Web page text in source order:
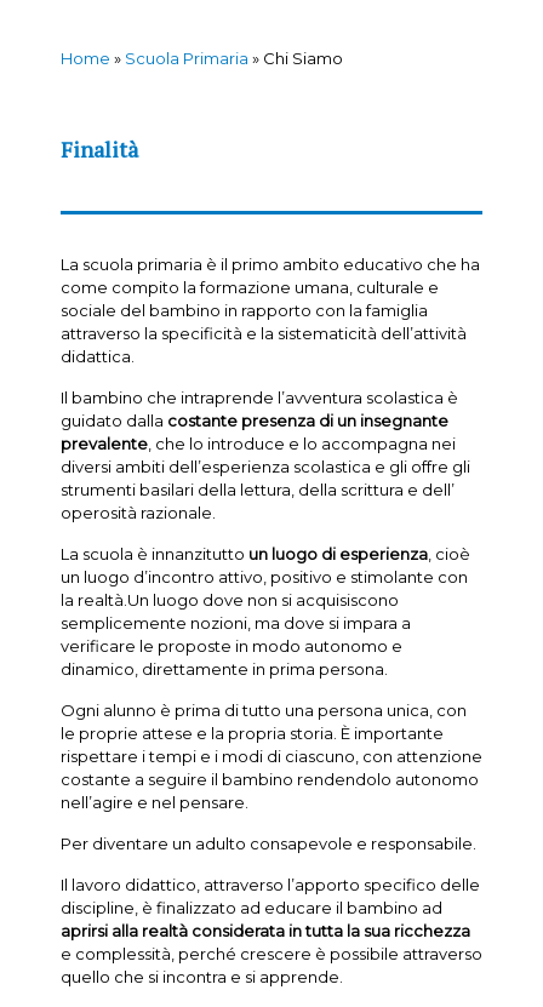
Home » Scuola Primaria » Chi Siamo
Finalità
La scuola primaria è il primo ambito educativo che ha
come compito la formazione umana, culturale e
sociale del bambino in rapporto con la famiglia
attraverso la specificità e la sistematicità dell’attività
didattica.
Il bambino che intraprende l’avventura scolastica è
guidato dalla costante presenza di un insegnante
prevalente, che lo introduce e lo accompagna nei
diversi ambiti dell’esperienza scolastica e gli offre gli
strumenti basilari della lettura, della scrittura e dell’
operosità razionale.
La scuola è innanzitutto un luogo di esperienza, cioè
un luogo d’incontro attivo, positivo e stimolante con
la realtà.Un luogo dove non si acquisiscono
semplicemente nozioni, ma dove si impara a
verificare le proposte in modo autonomo e
dinamico, direttamente in prima persona.
Ogni alunno è prima di tutto una persona unica, con
le proprie attese e la propria storia. È importante
rispettare i tempi e i modi di ciascuno, con attenzione
costante a seguire il bambino rendendolo autonomo
nell’agire e nel pensare.
Per diventare un adulto consapevole e responsabile.
Il lavoro didattico, attraverso l’apporto specifico delle
discipline, è finalizzato ad educare il bambino ad
aprirsi alla realtà considerata in tutta la sua ricchezza
e complessità, perché crescere è possibile attraverso
quello che si incontra e si apprende.